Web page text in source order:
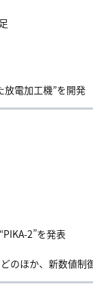
放電加工機”を開発
2”を発表
のほか、新数値制